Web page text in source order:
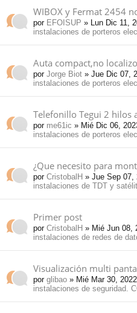
WIBOX y Fermat 2454
por EFOISUP » Lun Dic 11,
instalaciones de porteros
Auta compact,no
por Jorge Biot » Jue Dic 07,
instalaciones de porteros
Telefonillo Tegui 2 hilos
por me61ic » Mié Dic 06,
instalaciones de porteros
¿Que necesito para
por CristobalH » Jue Sep 07,
instalaciones de TDT y
Primer post
por CristobalH » Mié Jun 08,
instalaciones de redes de
Visualización multi
por glibao » Mié Mar 30,
instalaciones de seguridad.